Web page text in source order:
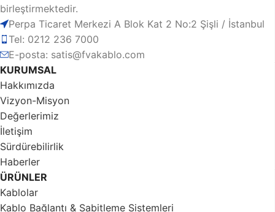
birleştirmektedir.
Perpa Ticaret Merkezi A Blok Kat 2 No:2 Şişli / İstanbul
Tel: 0212 236 7000
E-posta: satis@fvakablo.com
KURUMSAL
Hakkımızda
Vizyon-Misyon
Değerlerimiz
İletişim
Sürdürebilirlik
Haberler
ÜRÜNLER
Kablolar
Kablo Bağlantı & Sabitleme Sistemleri